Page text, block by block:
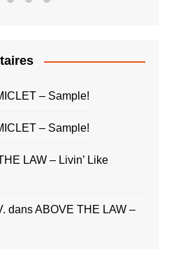
– Sample!
– Sample!
LAW – Livin’ Like
dansABOVE THE LAW –